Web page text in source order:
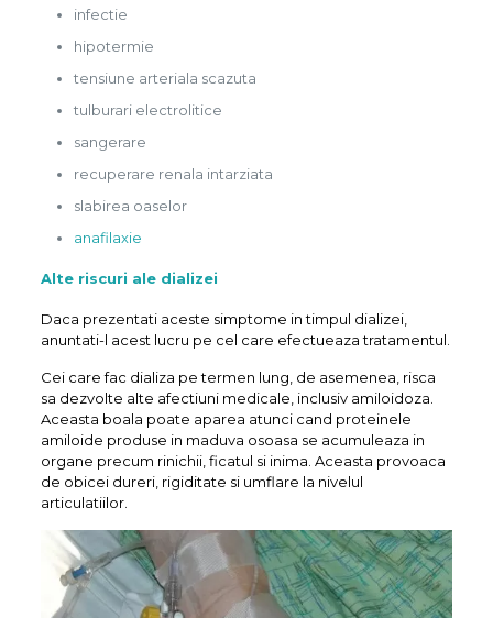
infectie
hipotermie
tensiune arteriala scazuta
tulburari electrolitice
sangerare
recuperare renala intarziata
slabirea oaselor
anafilaxie
Alte riscuri ale dializei
Daca prezentati aceste simptome in timpul dializei,
anuntati-l acest lucru pe cel care efectueaza tratamentul.
Cei care fac dializa pe termen lung, de asemenea, risca
sa dezvolte alte afectiuni medicale, inclusiv amiloidoza.
Aceasta boala poate aparea atunci cand proteinele
amiloide produse in maduva osoasa se acumuleaza in
organe precum rinichii, ficatul si inima. Aceasta provoaca
de obicei dureri, rigiditate si umflare la nivelul
articulatiilor.